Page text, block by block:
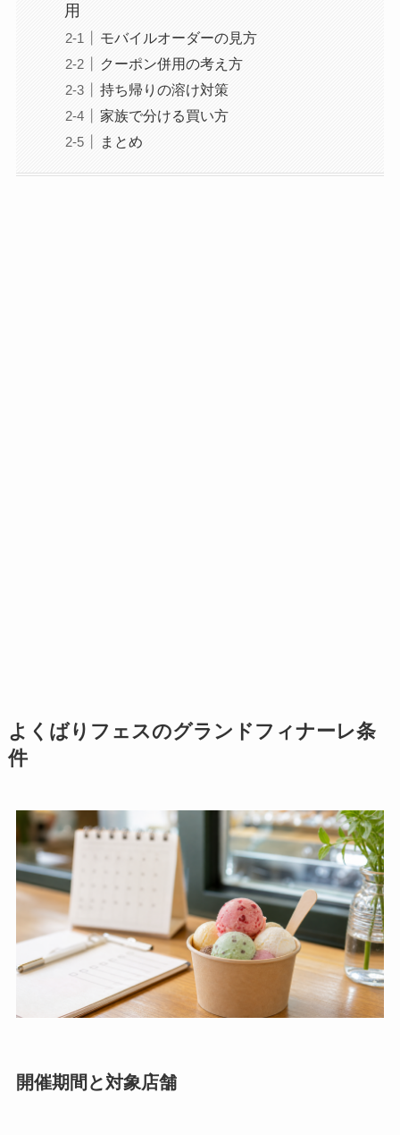
用
モバイルオーダーの見方
クーポン併用の考え方
持ち帰りの溶け対策
家族で分ける買い方
まとめ
よくばりフェスのグランドフィナーレ条
件
開催期間と対象店舗